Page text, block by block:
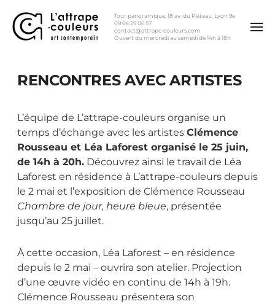
Tour panoramique, 18 av. du Plateau, Lyon 9e
09 64 29 06 57
contact@attrape-couleurs.com
Ouvert du mercredi au samedi de 14h à 18h
RENCONTRES AVEC ARTISTES
L’équipe de L’attrape-couleurs organise un
temps d’échange avec les artistes Clémence
Rousseau et Léa Laforest organisé le 25 juin,
de 14h à 20h. Découvrez ainsi le travail de Léa
Laforest en résidence à L’attrape-couleurs depuis
le 2 mai et l’exposition de Clémence Rousseau
Chambre de jour, heure bleue, présentée
jusqu’au 25 juillet.
À cette occasion, Léa Laforest – en résidence
depuis le 2 mai – ouvrira son atelier. Projection
d’une œuvre vidéo en continu de 14h à 19h.
Clémence Rousseau présentera son